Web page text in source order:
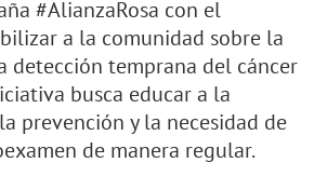
#AlianzaRosa con el
a la comunidad sobre la
detección temprana del cáncer
busca educar a la
prevención y la necesidad de
de manera regular.